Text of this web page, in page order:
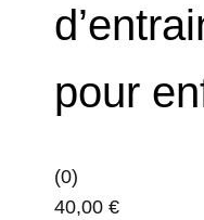
pour
(0)
40,00 €